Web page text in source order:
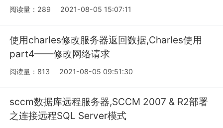
阅读量：289 2021-08-05 15:07:11
使用charles修改服务器返回数据,Charles使用
part4——修改网络请求
阅读量：813 2021-08-05 09:51:30
sccm数据库远程服务器,SCCM 2007 & R2部署
之连接远程SQL Server模式